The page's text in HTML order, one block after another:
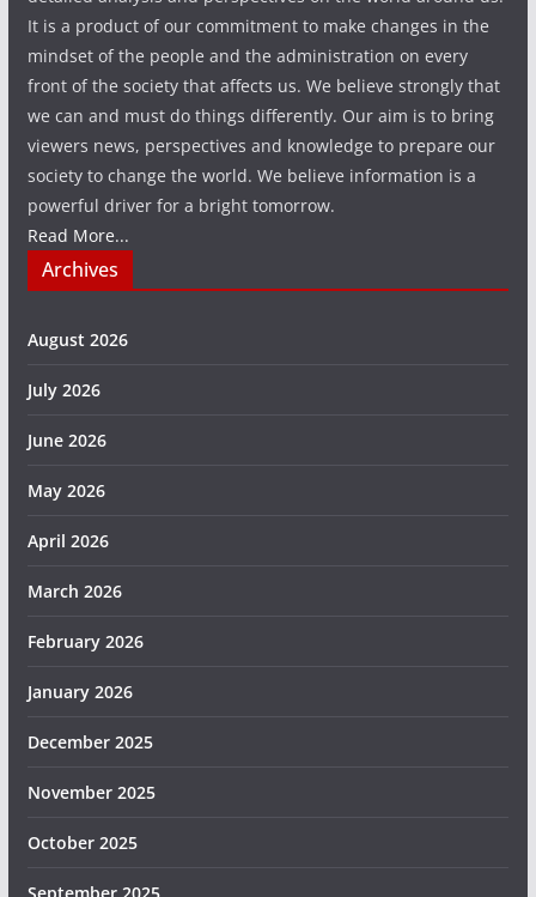
It is a product of our commitment to make changes in the
mindset of the people and the administration on every
front of the society that affects us. We believe strongly that
we can and must do things differently. Our aim is to bring
viewers news, perspectives and knowledge to prepare our
society to change the world. We believe information is a
powerful driver for a bright tomorrow.
Read More...
Archives
August 2026
July 2026
June 2026
May 2026
April 2026
March 2026
February 2026
January 2026
December 2025
November 2025
October 2025